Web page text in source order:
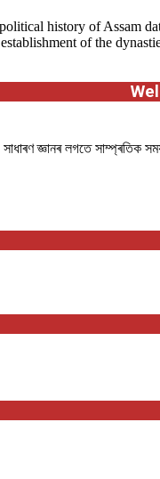
history of Assam
of the
জ্ঞানৰ লগতে সাম্প্ৰতিক